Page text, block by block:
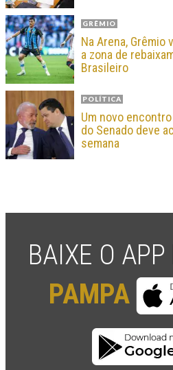
GRÊMIO
Na Arena, Grêmio
a zona de
Brasileiro
POLÍTICA
Um novo
do Senado deve
semana
BAIXE O
PAMPA